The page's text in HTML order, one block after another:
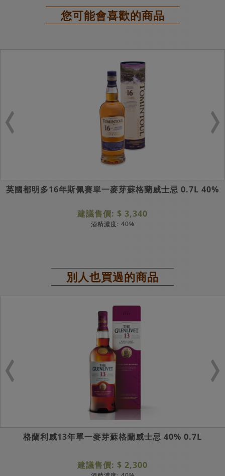
您可能會喜歡的商品
英國都明多16年斯佩賽單一麥芽蘇格蘭威士忌 0.7L 40%
建議售價: $ 3,340
酒精濃度: 40%
別人也買過的商品
格蘭利威13年單一麥芽蘇格蘭威士忌 40% 0.7L
建議售價: $ 2,300